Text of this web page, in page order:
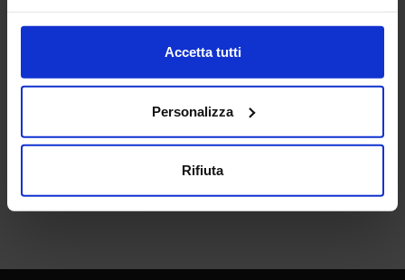
Accetta tutti
Personalizza
Rifiuta